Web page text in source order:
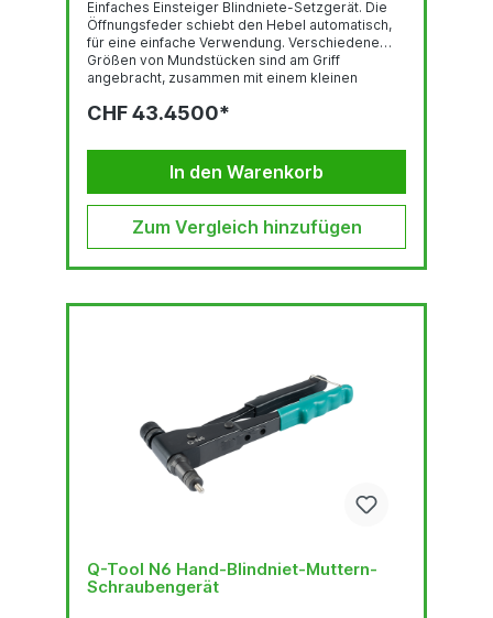
Einfaches Einsteiger Blindniete-Setzgerät. Die
Öffnungsfeder schiebt den Hebel automatisch,
für eine einfache Verwendung. Verschiedene
Größen von Mundstücken sind am Griff
angebracht, zusammen mit einem kleinen
3.0/3.2 | 4.0 | 4.8/5.0
Blindniete Ø 3.0/3.2 | 4.0 | 4.8/5.0 mmSchlüssel
an Werkzeuggehäusel
CHF 43.4500*
In den Warenkorb
Zum Vergleich hinzufügen
Q-Tool N6 Hand-Blindniet-Muttern-
Schraubengerät